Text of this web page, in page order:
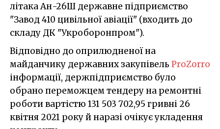
літака Ан-26Ш державне підприємство
"Завод 410 цивільної авіації" (входить до
складу ДК "Укроборонпром").
Відповідно до оприлюдненої на
майданчику державних закупівель ProZorro
інформації, держпідприємство було
обрано переможцем тендеру на ремонтні
роботи вартістю 131 503 702,95 гривні 26
квітня 2021 року й наразі очікує укладення